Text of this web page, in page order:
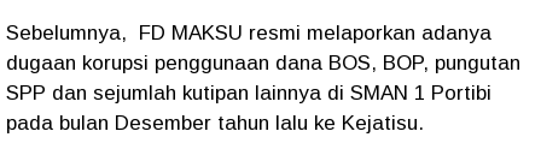
Sebelumnya, FD MAKSU resmi melaporkan adanya
dugaan korupsi penggunaan dana BOS, BOP, pungutan
SPP dan sejumlah kutipan lainnya di SMAN 1 Portibi
pada bulan Desember tahun lalu ke Kejatisu.